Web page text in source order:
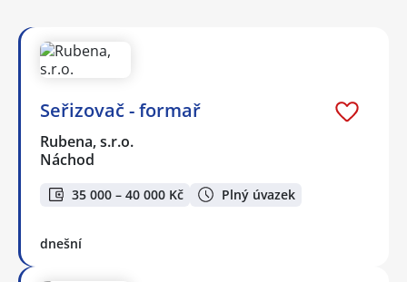
Seřizovač - formař
Rubena, s.r.o.
Náchod
35 000 – 40 000 Kč Plný úvazek
dnešní